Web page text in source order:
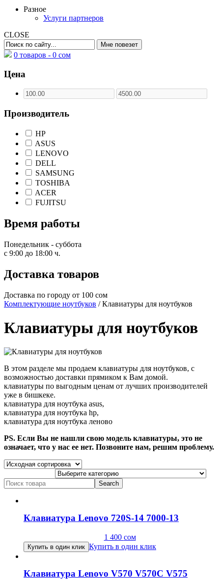
Разное
Услуги партнеров
CLOSE
0 товаров - 0 сом
Цена
Производитель
HP
ASUS
LENOVO
DELL
SAMSUNG
TOSHIBA
ACER
FUJITSU
Время работы
Понедельник - суббота
с 9:00 до 18:00 ч.
Доставка товаров
Доставка по городу от 100 сом
Комплектующие ноутбуков / Клавиатуры для ноутбуков
Клавиатуры для ноутбуков
В этом разделе мы продаем клавиатуры для ноутбуков, c
возможностью доставки прямиком к Вам домой.
клавиатуры по выгодным ценам от лучших производителей
уже в бишкеке.
клавиатура для ноутбука asus,
клавиатура для ноутбука hp,
клавиатура для ноутбука леново
PS. Если Вы не нашли свою модель клавиатуры, это не
означает, что у нас ее нет. Позвоните нам, решим проблему.
Search
for:
Клавиатура Lenovo 720S-14 7000-13
1 400 сом
Купить в один клик Купить в один клик
Клавиатура Lenovo V570 V570C V575